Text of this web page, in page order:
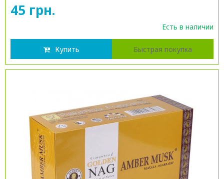
45 грн.
Есть в наличии
Купить Быстрая покупка